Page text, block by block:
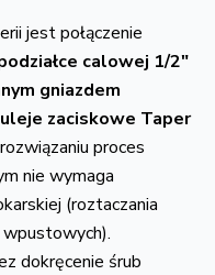
jest połączenie
calowej 1/2"
gniazdem
zaciskowe Taper
proces
nie wymaga
(roztaczania
dokręcenie śrub